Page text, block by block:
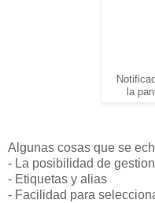
la
Algunas cosas que se
- La posibilidad de
- Etiquetas y alias
- Facilidad para